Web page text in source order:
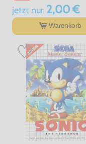
jetzt nur2,00 €
Warenkorb